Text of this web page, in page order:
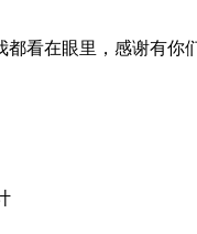
都看在眼里，感谢有你